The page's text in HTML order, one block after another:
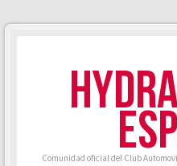
Comunidad oficial del Club